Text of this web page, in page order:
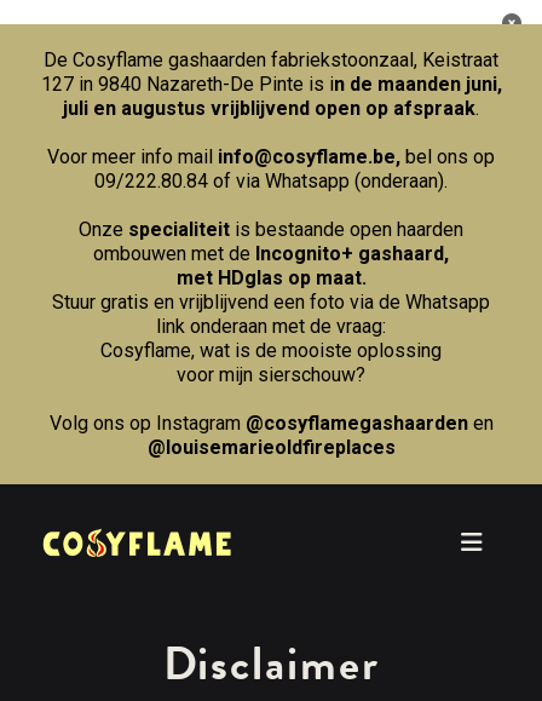
De Cosyflame gashaarden fabriekstoonzaal, Keistraat
127 in 9840 Nazareth-De Pinte is in de maanden juni,
juli en augustus vrijblijvend open op afspraak.
Voor meer info mail info@cosyflame.be, bel ons op
09/222.80.84 of via Whatsapp (onderaan).
Onze specialiteit is bestaande open haarden
ombouwen met de Incognito+ gashaard,
met HDglas op maat.
Stuur gratis en vrijblijvend een foto via de Whatsapp
link onderaan met de vraag:
Cosyflame, wat is de mooiste oplossing
voor mijn sierschouw?
Volg ons op Instagram @cosyflamegashaardenen
@louisemarieoldfireplaces
Disclaimer